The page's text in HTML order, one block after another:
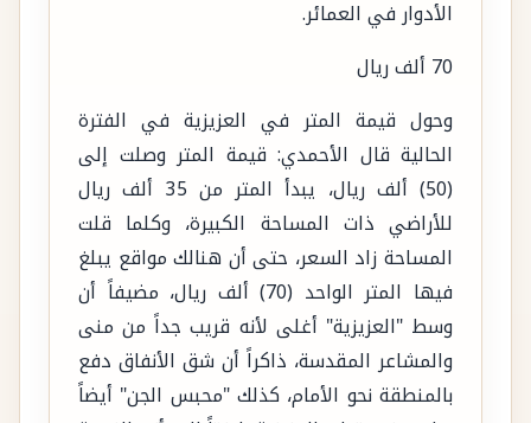
الأدوار في العمائر.
70 ألف ريال
وحول قيمة المتر في العزيزية في الفترة
الحالية قال الأحمدي: قيمة المتر وصلت إلى
(50) ألف ريال، يبدأ المتر من 35 ألف ريال
للأراضي ذات المساحة الكبيرة، وكلما قلت
المساحة زاد السعر، حتى أن هنالك مواقع يبلغ
فيها المتر الواحد (70) ألف ريال، مضيفاً أن
وسط "العزيزية" أغلى لأنه قريب جداً من منى
والمشاعر المقدسة، ذاكراً أن شق الأنفاق دفع
بالمنطقة نحو الأمام، كذلك "محبس الجن" أيضاً